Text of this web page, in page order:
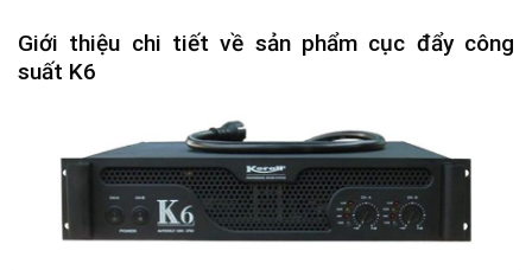
Giới thiệu chi tiết về sản phẩm cục đẩy công
suất K6